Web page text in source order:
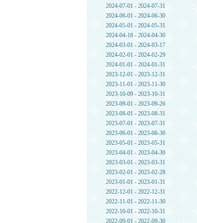
2024-07-01 - 2024-07-31
2024-06-01 - 2024-06-30
2024-05-01 - 2024-05-31
2024-04-18 - 2024-04-30
2024-03-01 - 2024-03-17
2024-02-01 - 2024-02-29
2024-01-01 - 2024-01-31
2023-12-01 - 2023-12-31
2023-11-01 - 2023-11-30
2023-10-09 - 2023-10-31
2023-09-01 - 2023-09-26
2023-08-01 - 2023-08-31
2023-07-01 - 2023-07-31
2023-06-01 - 2023-06-30
2023-05-01 - 2023-05-31
2023-04-01 - 2023-04-30
2023-03-01 - 2023-03-31
2023-02-01 - 2023-02-28
2023-01-01 - 2023-01-31
2022-12-01 - 2022-12-31
2022-11-01 - 2022-11-30
2022-10-01 - 2022-10-31
2022-09-01 - 2022-09-30